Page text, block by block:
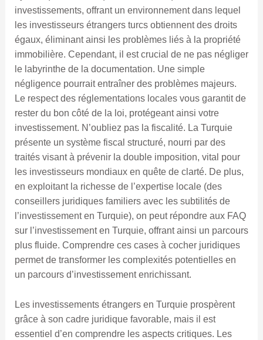
investissements, offrant un environnement dans lequel
les investisseurs étrangers turcs obtiennent des droits
égaux, éliminant ainsi les problèmes liés à la propriété
immobilière. Cependant, il est crucial de ne pas négliger
le labyrinthe de la documentation. Une simple
négligence pourrait entraîner des problèmes majeurs.
Le respect des réglementations locales vous garantit de
rester du bon côté de la loi, protégeant ainsi votre
investissement. N’oubliez pas la fiscalité. La Turquie
présente un système fiscal structuré, nourri par des
traités visant à prévenir la double imposition, vital pour
les investisseurs mondiaux en quête de clarté. De plus,
en exploitant la richesse de l’expertise locale (des
conseillers juridiques familiers avec les subtilités de
l’investissement en Turquie), on peut répondre aux FAQ
sur l’investissement en Turquie, offrant ainsi un parcours
plus fluide. Comprendre ces cases à cocher juridiques
permet de transformer les complexités potentielles en
un parcours d’investissement enrichissant.
Les investissements étrangers en Turquie prospèrent
grâce à son cadre juridique favorable, mais il est
essentiel d’en comprendre les aspects critiques. Les